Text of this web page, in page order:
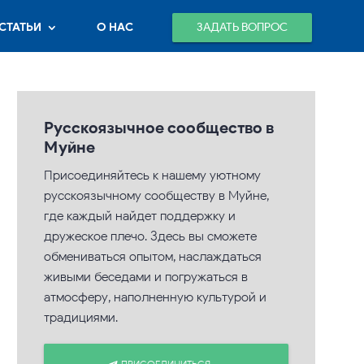
О НАС ЗАДАТЬ ВОПРОС
Русскоязычное сообщество в
Муйне
Присоединяйтесь к нашему уютному
русскоязычному сообществу в Муйне,
где каждый найдет поддержку и
дружеское плечо. Здесь вы сможете
обмениваться опытом, наслаждаться
живыми беседами и погружаться в
атмосферу, наполненную культурой и
традициями.